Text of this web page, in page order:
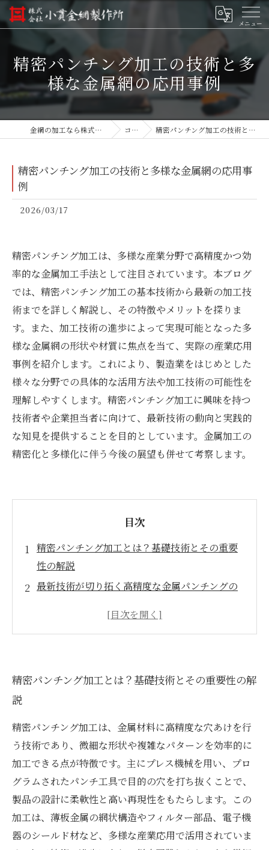
精密パンチング加工の技術と多
様な金属網の応用事例
金網の加工なら株式会社小貫金網製作所 コラム 精密パンチング加工の技術と多様な金属網の応用事例
精密パンチング加工の技術と多様な金属網の応用事
例
2026/03/17
精密パンチング加工は、多様な産業分野で高精度かつ効
率的な金属加工手法として注目されています。本ブログ
では、精密パンチング加工の基本技術から最新の加工技
術までを詳しく解説し、その特徴やメリットを探りま
す。また、加工技術の進歩によって実現可能となった多
様な金属網の形状や材質に焦点を当て、実際の産業応用
事例を紹介します。これにより、製造業をはじめとした
様々な分野での具体的な活用方法や加工技術の可能性を
理解しやすくします。精密パンチング加工に興味を持つ
技術者や企業担当者に向けて、最新技術の動向と実践的
な知見を提供することを目的としています。金属加工の
精密化と多様化に伴う今後の展望も併せて考察します。
目次
精密パンチング加工とは？基礎技術とその重要
性の解説
最新技術が切り拓く高精度な金属パンチングの
の効果とメリット
多分野で活躍する金属パンチング加工の幅広い
応用シーン紹介
製造業必見！精密パンチング加工技術の最新ト
レンドと導入ポイント
精密パンチング加工とは？基礎技術とその重要性の解
説
精密パンチング加工は、金属材料に高精度な穴あけを行
う技術であり、微細な形状や複雑なパターンを効率的に
加工できる点が特徴です。主にプレス機械を用い、プロ
グラムされたパンチ工具で目的の穴を打ち抜くことで、
製品の設計に柔軟性と高い再現性をもたらします。この
加工は、薄板金属の網状構造やフィルター部品、電子機
器のシールド材など、多様な産業応用で活用されていま